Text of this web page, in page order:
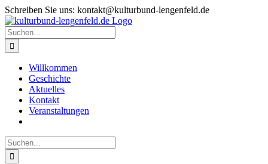
Zum
Inhalt
springen
Schreiben Sie uns: kontakt@kulturbund-lengenfeld.de
Suche
nach:
Willkommen
Geschichte
Aktuelles
Kontakt
Veranstaltungen
Suche
nach: